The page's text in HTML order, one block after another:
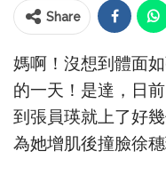
Share
媽啊！沒想到體面
的一天！是達，日
到張員瑛就上了好
為她增肌後撞臉徐穗